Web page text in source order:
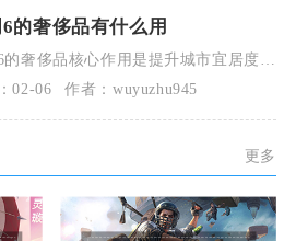
的奢侈品有什么用
的奢侈品核心作用是提升城市宜居度、
易外交、激活行业与公司玩法，同时
提供基
02-06 作者：wuyuzhu945
更多